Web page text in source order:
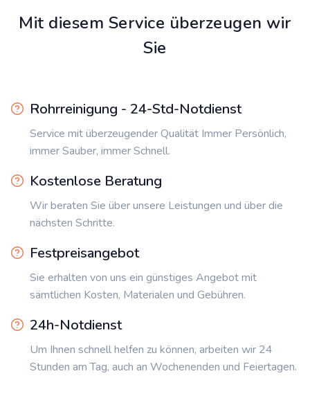
Mit diesem Service überzeugen wir
Sie
Rohrreinigung - 24-Std-Notdienst
Service mit überzeugender Qualität Immer Persönlich,
immer Sauber, immer Schnell.
Kostenlose Beratung
Wir beraten Sie über unsere Leistungen und über die
nächsten Schritte.
Festpreisangebot
Sie erhalten von uns ein günstiges Angebot mit
sämtlichen Kosten, Materialen und Gebühren.
24h-Notdienst
Um Ihnen schnell helfen zu können, arbeiten wir 24
Stunden am Tag, auch an Wochenenden und Feiertagen.